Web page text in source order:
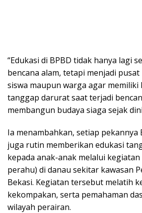
“Edukasi di BPBD tidak hanya lagi
bencana alam, tetapi menjadi
siswa maupun warga agar memiliki
tanggap darurat saat terjadi
membangun budaya siaga sejak
Ia menambahkan, setiap pekannya
juga rutin memberikan edukasi
kepada anak-anak melalui
perahu) di danau sekitar kawasan
Bekasi. Kegiatan tersebut melatih
kekompakan, serta pemahaman
wilayah perairan.